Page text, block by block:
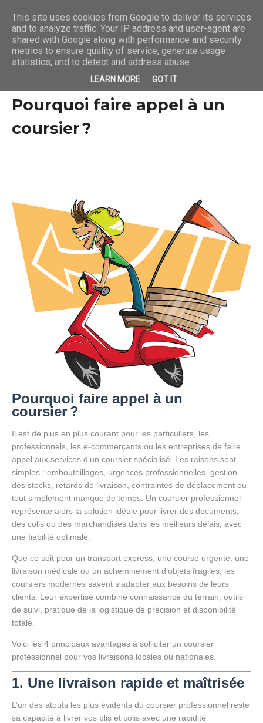
Pourquoi faire appel à un
coursier ?
Pourquoi faire appel à un
coursier ?
Il est de plus en plus courant pour les particuliers, les
professionnels, les e-commerçants ou les entreprises de faire
appel aux services d’un coursier spécialisé. Les raisons sont
simples : embouteillages, urgences professionnelles, gestion
des stocks, retards de livraison, contraintes de déplacement ou
tout simplement manque de temps. Un coursier professionnel
représente alors la solution idéale pour livrer des documents,
des colis ou des marchandises dans les meilleurs délais, avec
une fiabilité optimale.
Que ce soit pour un transport express, une course urgente, une
livraison médicale ou un acheminement d’objets fragiles, les
coursiers modernes savent s’adapter aux besoins de leurs
clients. Leur expertise combine connaissance du terrain, outils
de suivi, pratique de la logistique de précision et disponibilité
totale.
Voici les 4 principaux avantages à solliciter un coursier
professionnel pour vos livraisons locales ou nationales.
1. Une livraison rapide et maîtrisée
L’un des atouts les plus évidents du coursier professionnel reste
sa capacité à livrer vos plis et colis avec une rapidité
This site uses cookies from Google to deliver its services
and to analyze traffic. Your IP address and user-agent are
shared with Google along with performance and security
metrics to ensure quality of service, generate usage
statistics, and to detect and address abuse.
LEARN MORE GOT IT